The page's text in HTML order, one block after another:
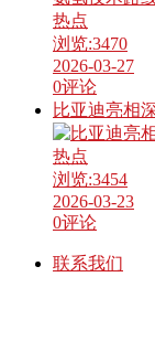
热点
浏览:3470
2026-03-27
0评论
比亚迪亮相
热点
浏览:3454
2026-03-23
0评论
联系我们